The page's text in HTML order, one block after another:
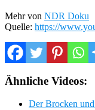
Mehr von NDR Doku
Quelle: https://
Ähnliche Videos:
Der Brocken